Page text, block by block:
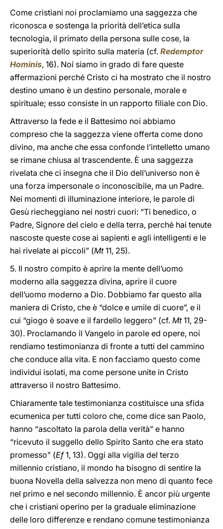
Come cristiani noi proclamiamo una saggezza che
riconosca e sostenga la priorità dell’etica sulla
tecnologia, il primato della persona sulle cose, la
superiorità dello spirito sulla materia (cf. Redemptor
Hominis, 16). Noi siamo in grado di fare queste
affermazioni perché Cristo ci ha mostrato che il nostro
destino umano è un destino personale, morale e
spirituale; esso consiste in un rapporto filiale con Dio.
Attraverso la fede e il Battesimo noi abbiamo
compreso che la saggezza viene offerta come dono
divino, ma anche che essa confonde l’intelletto umano
se rimane chiusa al trascendente. È una saggezza
rivelata che ci insegna che il Dio dell’universo non è
una forza impersonale o inconoscibile, ma un Padre.
Nei momenti di illuminazione interiore, le parole di
Gesù riecheggiano nei nostri cuori: “Ti benedico, o
Padre, Signore del cielo e della terra, perché hai tenute
nascoste queste cose ai sapienti e agli intelligenti e le
hai rivelate ai piccoli” (Mt11, 25).
5. Il nostro compito è aprire la mente dell’uomo
moderno alla saggezza divina, aprire il cuore
dell’uomo moderno a Dio. Dobbiamo far questo alla
maniera di Cristo, che è “dolce e umile di cuore”, e il
cui “giogo è soave e il fardello leggero” (cf. Mt11, 29-
30). Proclamando il Vangelo in parole ed opere, noi
rendiamo testimonianza di fronte a tutti del cammino
che conduce alla vita. E non facciamo questo come
individui isolati, ma come persone unite in Cristo
attraverso il nostro Battesimo.
Chiaramente tale testimonianza costituisce una sfida
ecumenica per tutti coloro che, come dice san Paolo,
hanno “ascoltato la parola della verità” e hanno
“ricevuto il suggello dello Spirito Santo che era stato
promesso” (Ef1, 13). Oggi alla vigilia del terzo
millennio cristiano, il mondo ha bisogno di sentire la
buona Novella della salvezza non meno di quanto fece
nel primo e nel secondo millennio. È ancor più urgente
che i cristiani operino per la graduale eliminazione
delle loro differenze e rendano comune testimonianza